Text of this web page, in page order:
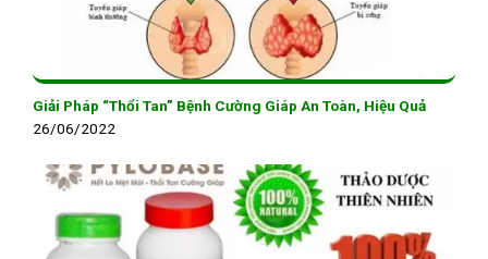
Giải Pháp “Thổi Tan” Bệnh Cường Giáp An Toàn, Hiệu Quả
26/06/2022